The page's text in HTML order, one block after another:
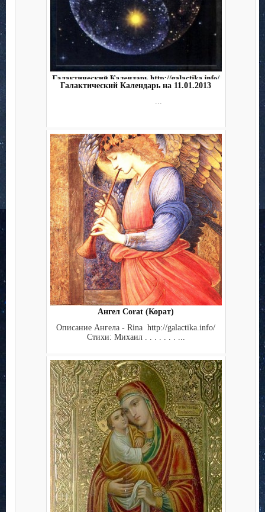
Галактический Календарь на 11.01.2013
Ангел Corat (Корат)
Описание Ангела - Rina http://galactika.info/
Стихи: Михаил . . . . . . . ...